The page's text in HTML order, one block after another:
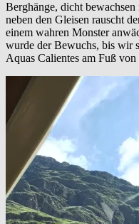
Berghänge, dicht
neben den Gleisen rauscht
einem wahren Monster
wurde der Bewuchs, bis wir
Aquas Calientes am Fuß